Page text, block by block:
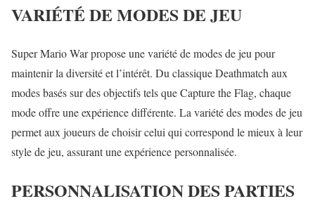
VARIÉTÉ DE MODES DE JEU
Super Mario War propose une variété de modes de jeu pour
maintenir la diversité et l’intérêt. Du classique Deathmatch aux
modes basés sur des objectifs tels que Capture the Flag, chaque
mode offre une expérience différente. La variété des modes de jeu
permet aux joueurs de choisir celui qui correspond le mieux à leur
style de jeu, assurant une expérience personnalisée.
PERSONNALISATION DES PARTIES